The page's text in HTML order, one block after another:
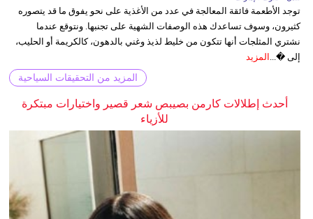
توجد الأطعمة فائقة المعالجة في عدد من الأغذية على نحو يفوق ما قد يتصوره
كثيرون، وسوف تساعدك هذه الوصفات الشهية على تجنبها. ونتوقع عندما
نشتري المثلجات أنها تتكون من خليط لذيذ وغني بالدهون، كالكريمة أو الحليب،
إلى �... المزيد
المزيد من التحقيقات السياحية
أحدث إطلالات كارمن بصيبص شعر قصير واختيارات مبتكرة
للأزياء